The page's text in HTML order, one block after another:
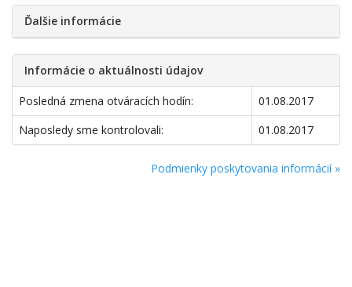
Ďalšie informácie
Informácie o aktuálnosti údajov
Posledná zmena otváracích hodín:
01.08.2017
Naposledy sme kontrolovali:
01.08.2017
Podmienky poskytovania informácií »